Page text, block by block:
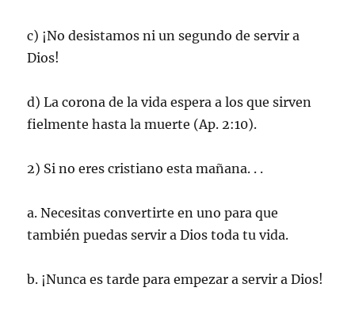
c) ¡No desistamos ni un segundo de servir a
Dios!
d) La corona de la vida espera a los que sirven
fielmente hasta la muerte (Ap. 2:10).
2) Si no eres cristiano esta mañana. . .
a. Necesitas convertirte en uno para que
también puedas servir a Dios toda tu vida.
b. ¡Nunca es tarde para empezar a servir a Dios!